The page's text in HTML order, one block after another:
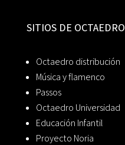
SITIOS DE OCTAEDRO
Octaedro distribución
Música y flamenco
Passos
Octaedro Universidad
Educación Infantil
Proyecto Noria